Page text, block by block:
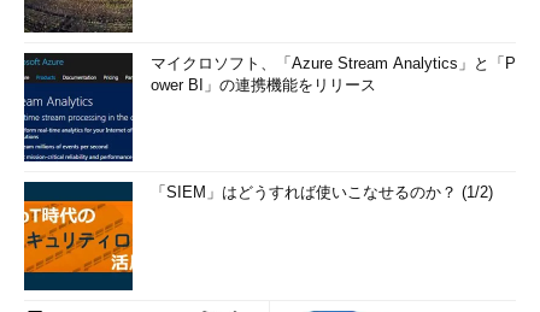
マイクロソフト、「Azure Stream Analytics」と「P
ower BI」の連携機能をリリース
「SIEM」はどうすれば使いこなせるのか？ (1/2)